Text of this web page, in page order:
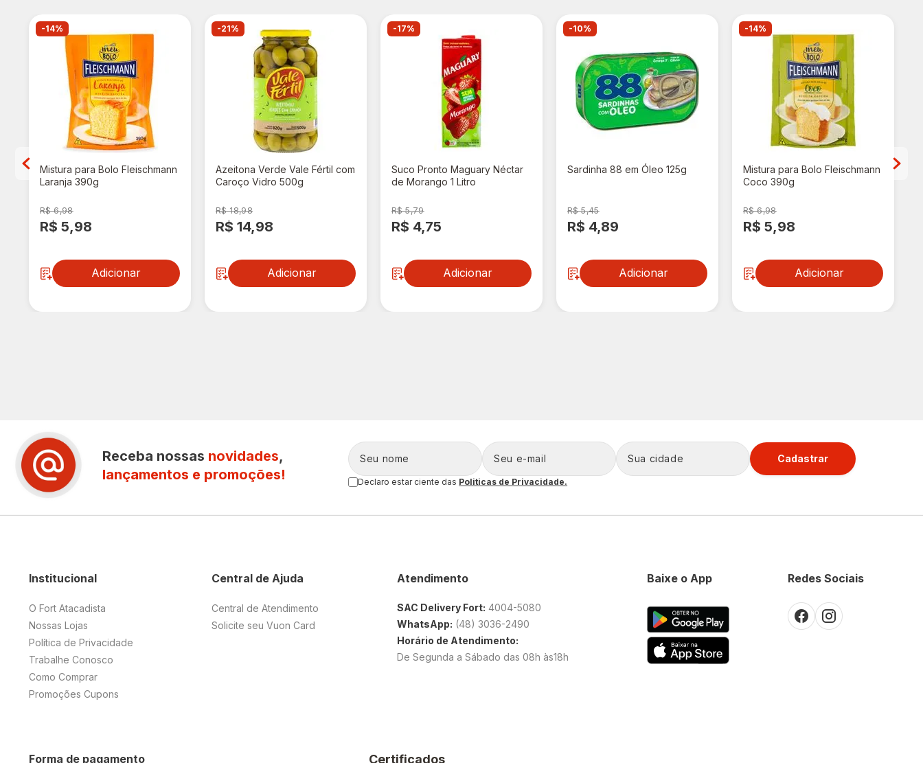
-14%
Mistura para Bolo Fleischmann
Laranja 390g
R$ 6,98
R$ 5,98
Adicionar
-21%
Azeitona Verde Vale Fértil com
Caroço Vidro 500g
R$ 18,98
R$ 14,98
Adicionar
-17%
Suco Pronto Maguary Néctar
de Morango 1 Litro
R$ 5,79
R$ 4,75
Adicionar
-10%
Sardinha 88 em Óleo 125g
R$ 5,45
R$ 4,89
Adicionar
-14%
Mistura para Bolo Fleischmann
Coco 390g
R$ 6,98
R$ 5,98
Adicionar
Receba nossas novidades,
lançamentos e promoções!
Cadastrar
Declaro estar ciente das Politicas de Privacidade.
Central de Ajuda
Central de Atendimento
Solicite seu Vuon Card
Institucional
O Fort Atacadista
Nossas Lojas
Política de Privacidade
Trabalhe Conosco
Como Comprar
Promoções Cupons
Atendimento
SAC Delivery Fort: 4004-5080
WhatsApp: (48) 3036-2490
Horário de Atendimento:
De Segunda a Sábado das 08h às18h
Redes Sociais
Baixe o App
Forma de pagamento Certificados